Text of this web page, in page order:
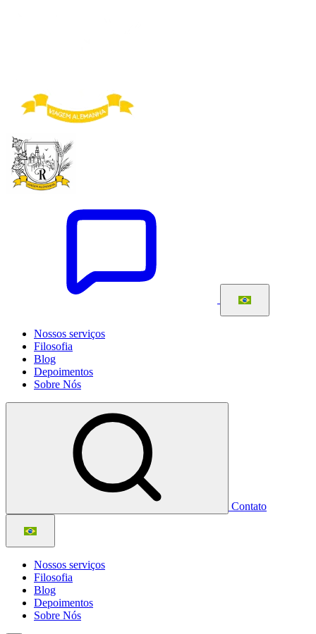
Nossos serviços
Filosofia
Blog
Depoimentos
Sobre Nós
Contato
Nossos serviços
Filosofia
Blog
Depoimentos
Sobre Nós